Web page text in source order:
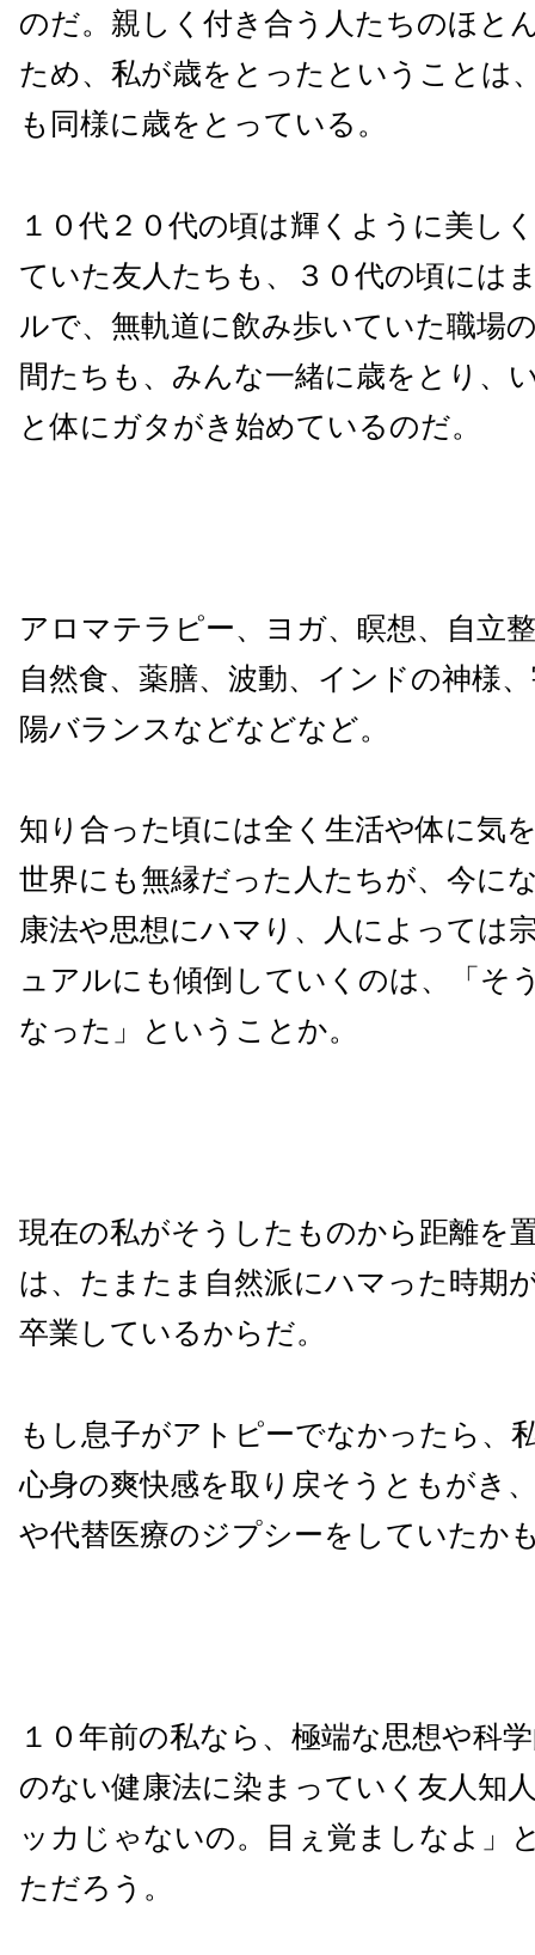
のだ。親しく付き合う人たちのほと
ため、私が歳をとったということは
も同様に歳をとっている。
１０代２０代の頃は輝くように美し
ていた友人たちも、３０代の頃には
ルで、無軌道に飲み歩いていた職場
間たちも、みんな一緒に歳をとり、
と体にガタがき始めているのだ。
アロマテラピー、ヨガ、瞑想、自立
自然食、薬膳、波動、インドの神様
陽バランスなどなどなど。
知り合った頃には全く生活や体に気
世界にも無縁だった人たちが、今に
康法や思想にハマり、人によっては
ュアルにも傾倒していくのは、「そ
なった」ということか。
現在の私がそうしたものから距離を
は、たまたま自然派にハマった時期
卒業しているからだ。
もし息子がアトピーでなかったら、
心身の爽快感を取り戻そうともがき
や代替医療のジプシーをしていたか
１０年前の私なら、極端な思想や科
のない健康法に染まっていく友人知
ッカじゃないの。目ぇ覚ましなよ」
ただろう。